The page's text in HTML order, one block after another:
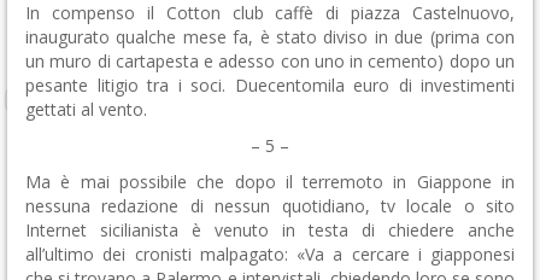
In compenso il Cotton club caffè di piazza Castelnuovo,
inaugurato qualche mese fa, è stato diviso in due (prima con
un muro di cartapesta e adesso con uno in cemento) dopo un
pesante litigio tra i soci. Duecentomila euro di investimenti
gettati al vento.
– 5 –
Ma è mai possibile che dopo il terremoto in Giappone in
nessuna redazione di nessun quotidiano, tv locale o sito
Internet sicilianista è venuto in testa di chiedere anche
all’ultimo dei cronisti malpagato: «Va a cercare i giapponesi